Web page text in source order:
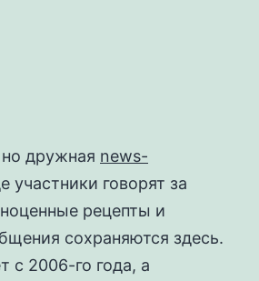
дружная news-
участники говорят за
рецепты и
сохраняются здесь.
с 2006-го года, а